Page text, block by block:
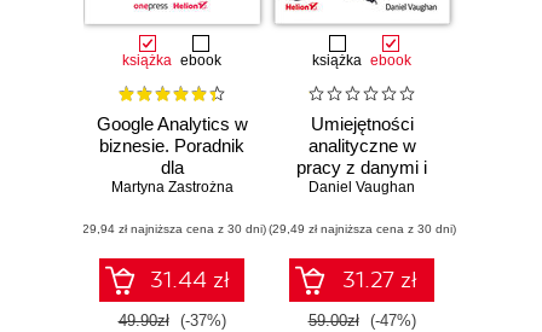
książka ebook
Google Analytics w
biznesie. Poradnik
dla
zaawansowanych.
Martyna Zastrożna
(29,94 zł najniższa cena z 30 dni)
31.44 zł
49.90zł (-37%)
książka ebook
Umiejętności
analityczne w
pracy z danymi i
sztuczną
Wykorzystywanie
najnowszych
technologii w
rozwijaniu
przedsiębiorstwa
Daniel Vaughan
(29,49 zł najniższa cena z 30 dni)
31.27 zł
59.00zł (-47%)